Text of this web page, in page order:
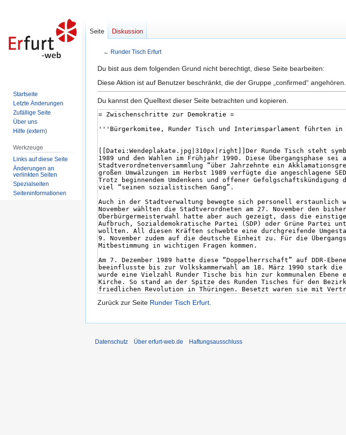
← Runder Tisch Erfurt
Zur
Navigation
springen
Zur
Suche
springen
Du bist aus dem folgenden Grund nicht berechtigt, diese Seite bearbeiten:
Diese Aktion ist auf Benutzer beschränkt, die der Gruppe „confirmed“ angehören.
Du kannst den Quelltext dieser Seite betrachten und kopieren.
Zurück zur Seite Runder Tisch Erfurt
Seite Diskussion
Startseite
Letzte Änderungen
Zufällige Seite
Über uns
Hilfe (extern)
Werkzeuge
Links auf diese Seite
Änderungen an
verlinkten Seiten
Spezialseiten
Seiten­informationen
Datenschutz Über erfurt-web.de Haftungsausschluss